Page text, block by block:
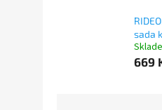
sada
669